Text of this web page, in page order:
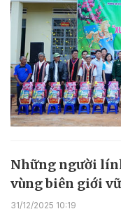
Những người
vùng biên giới
31/12/2025 10:19